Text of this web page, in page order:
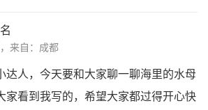
来自：成都
达人，今天要和大家聊一聊海里的水母
家看到我写的，希望大家都过得开心快